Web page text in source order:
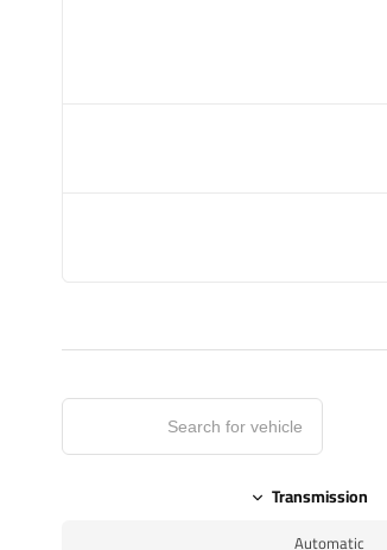
Transmission
Automatic